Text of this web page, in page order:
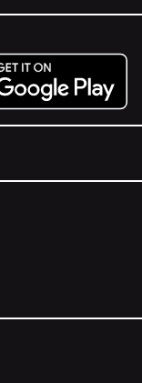
Play.